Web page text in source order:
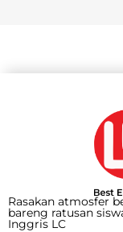
Rasakan atmosfer
bareng ratusan
Inggris LC